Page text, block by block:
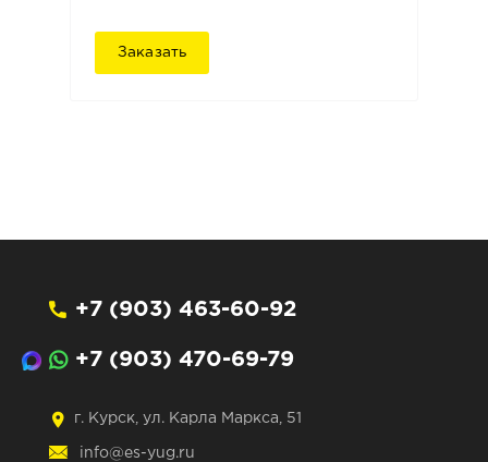
Заказать
+7 (903) 463-60-92
+7 (903) 470-69-79
г. Курск, ул. Карла Маркса, 51
info@es-yug.ru